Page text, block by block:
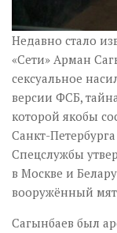
Недавно стало
«Сети» Арман
сексуальное
версии ФСБ,
которой якобы
Санкт-
Спецслужбы
в Москве и
вооружённый
Сагынбаев был